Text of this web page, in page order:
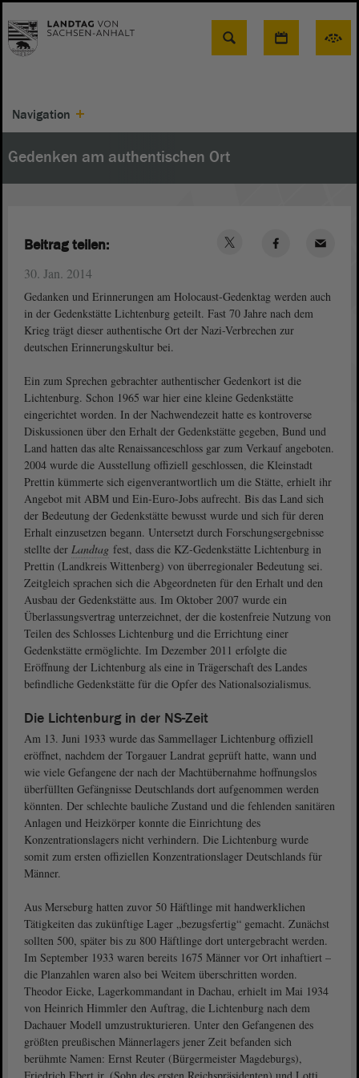
Suche
Navigation
Gedenken am authentischen Ort
30. Jan. 2014
Gedanken und Erinnerungen am Holocaust-Gedenktag werden auch
in der Gedenkstätte Lichtenburg geteilt. Fast 70 Jahre nach dem
Krieg trägt dieser authentische Ort der Nazi-Verbrechen zur
deutschen Erinnerungskultur bei.
Ein zum Sprechen gebrachter authentischer Gedenkort ist die
Lichtenburg. Schon 1965 war hier eine kleine Gedenkstätte
eingerichtet worden. In der Nachwendezeit hatte es kontroverse
Diskussionen über den Erhalt der Gedenkstätte gegeben, Bund und
Land hatten das alte Renaissanceschloss gar zum Verkauf angeboten.
2004 wurde die Ausstellung offiziell geschlossen, die Kleinstadt
Prettin kümmerte sich eigenverantwortlich um die Stätte, erhielt ihr
Angebot mit ABM und Ein-Euro-Jobs aufrecht. Bis das Land sich
der Bedeutung der Gedenkstätte bewusst wurde und sich für deren
Erhalt einzusetzen begann. Untersetzt durch Forschungsergebnisse
stellte der Landtag fest, dass die KZ-Gedenkstätte Lichtenburg in
Prettin (Landkreis Wittenberg) von überregionaler Bedeutung sei.
Zeitgleich sprachen sich die Abgeordneten für den Erhalt und den
Ausbau der Gedenkstätte aus. Im Oktober 2007 wurde ein
Überlassungsvertrag unterzeichnet, der die kostenfreie Nutzung von
Teilen des Schlosses Lichtenburg und die Errichtung einer
Gedenkstätte ermöglichte. Im Dezember 2011 erfolgte die
Eröffnung der Lichtenburg als eine in Trägerschaft des Landes
befindliche Gedenkstätte für die Opfer des Nationalsozialismus.
Die Lichtenburg in der NS-Zeit
Am 13. Juni 1933 wurde das Sammellager Lichtenburg offiziell
eröffnet, nachdem der Torgauer Landrat geprüft hatte, wann und
wie viele Gefangene der nach der Machtübernahme hoffnungslos
überfüllten Gefängnisse Deutschlands dort aufgenommen werden
könnten. Der schlechte bauliche Zustand und die fehlenden sanitären
Anlagen und Heizkörper konnte die Einrichtung des
Konzentrationslagers nicht verhindern. Die Lichtenburg wurde
somit zum ersten offiziellen Konzentrationslager Deutschlands für
Männer.
Aus Merseburg hatten zuvor 50 Häftlinge mit handwerklichen
Tätigkeiten das zukünftige Lager „bezugsfertig“ gemacht. Zunächst
sollten 500, später bis zu 800 Häftlinge dort untergebracht werden.
Im September 1933 waren bereits 1675 Männer vor Ort inhaftiert –
die Planzahlen waren also bei Weitem überschritten worden.
Theodor Eicke, Lagerkommandant in Dachau, erhielt im Mai 1934
von Heinrich Himmler den Auftrag, die Lichtenburg nach dem
Dachauer Modell umzustrukturieren. Unter den Gefangenen des
größten preußischen Männerlagers jener Zeit befanden sich
berühmte Namen: Ernst Reuter (Bürgermeister Magdeburgs),
Beitrag teilen: